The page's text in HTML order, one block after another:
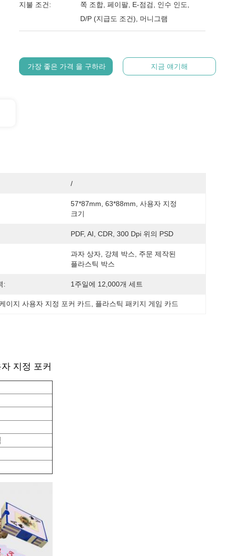
지불 조건:
쪽 조합, 페이팔, E-점검, 인수 인도,
D/P (지급도 조건), 머니그램
가장 좋은 가격 을 구하라 지금 얘기해
/
57*87mm, 63*88mm, 사용자 지정
크기
PDF, AI, CDR, 300 Dpi 위의 PSD
과자 상자, 강체 박스, 주문 제작된
플라스틱 박스
: 1주일에 12,000개 세트
이지 사용자 지정 포커 카드 플라스틱 패키지 게임 카드
지정 포커